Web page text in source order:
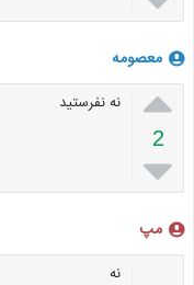
معصومه

2

نه نفرستید
مپ
نه